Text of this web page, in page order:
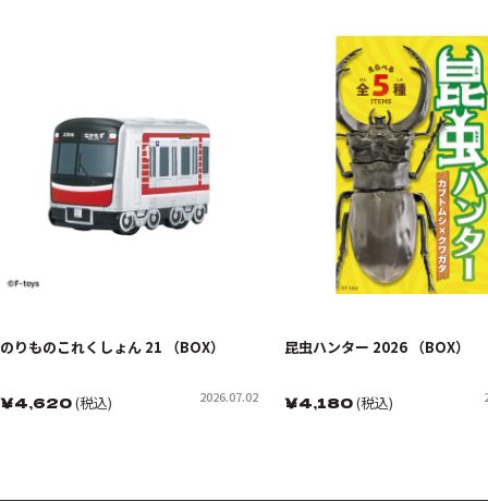
のりものこれくしょん 21 （BOX）
￥4,620(税込) 2026.07.02
昆虫ハンター 2026 （BOX）
￥4,180(税込)